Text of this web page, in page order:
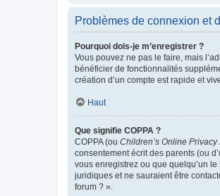
Problèmes de connexion et
Pourquoi dois-je m’enregistrer ?
Vous pouvez ne pas le faire, mais
bénéficier de fonctionnalités
création d’un compte est rapide et
Haut
Que signifie COPPA ?
COPPA (ou Children’s Online Privacy
consentement écrit des parents (ou
vous enregistrez ou que quelqu’un
juridiques et ne sauraient être
forum ? ».